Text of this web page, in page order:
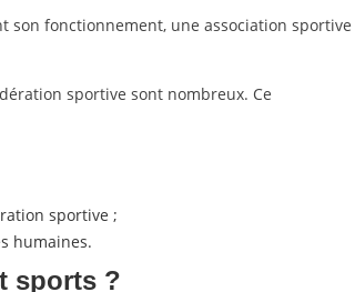
son fonctionnement, une association sportive
sportive sont nombreux. Ce
sportive ;
humaines.
sports ?